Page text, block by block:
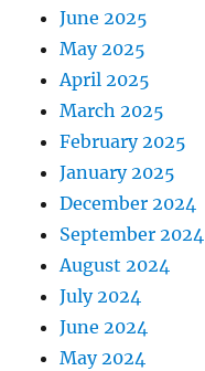
June 2025
May 2025
April 2025
March 2025
February 2025
January 2025
December 2024
September 2024
August 2024
July 2024
June 2024
May 2024